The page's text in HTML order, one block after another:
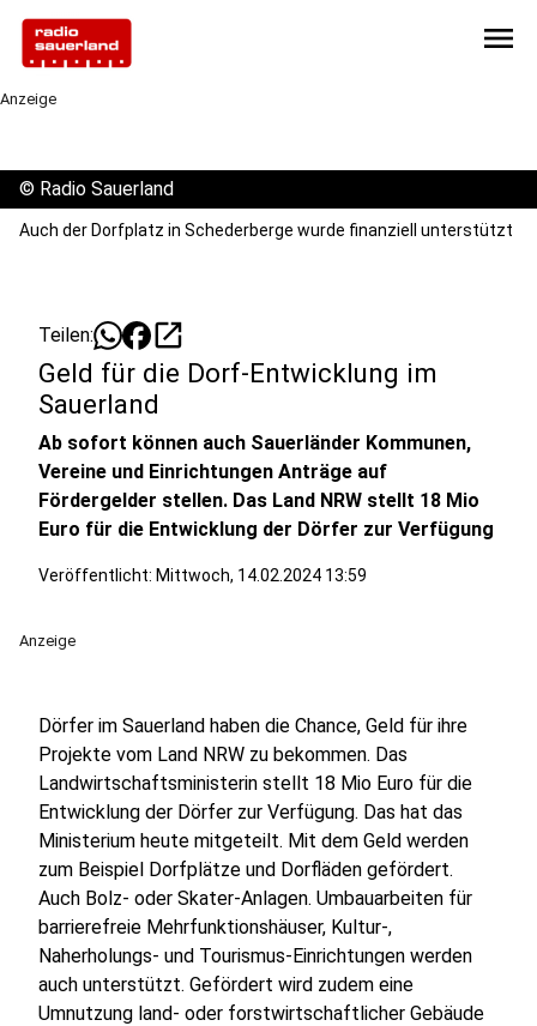
menu
Anzeige
© Radio Sauerland
Auch der Dorfplatz in Schederberge wurde finanziell unterstützt
Teilen: open_in_new
Geld für die Dorf-Entwicklung im
Sauerland
Ab sofort können auch Sauerländer Kommunen,
Vereine und Einrichtungen Anträge auf
Fördergelder stellen. Das Land NRW stellt 18 Mio
Euro für die Entwicklung der Dörfer zur Verfügung
Veröffentlicht: Mittwoch, 14.02.2024 13:59
Anzeige
Dörfer im Sauerland haben die Chance, Geld für ihre
Projekte vom Land NRW zu bekommen. Das
Landwirtschaftsministerin stellt 18 Mio Euro für die
Entwicklung der Dörfer zur Verfügung. Das hat das
Ministerium heute mitgeteilt. Mit dem Geld werden
zum Beispiel Dorfplätze und Dorfläden gefördert.
Auch Bolz- oder Skater-Anlagen. Umbauarbeiten für
barrierefreie Mehrfunktionshäuser, Kultur-,
Naherholungs- und Tourismus-Einrichtungen werden
auch unterstützt. Gefördert wird zudem eine
Umnutzung land- oder forstwirtschaftlicher Gebäude